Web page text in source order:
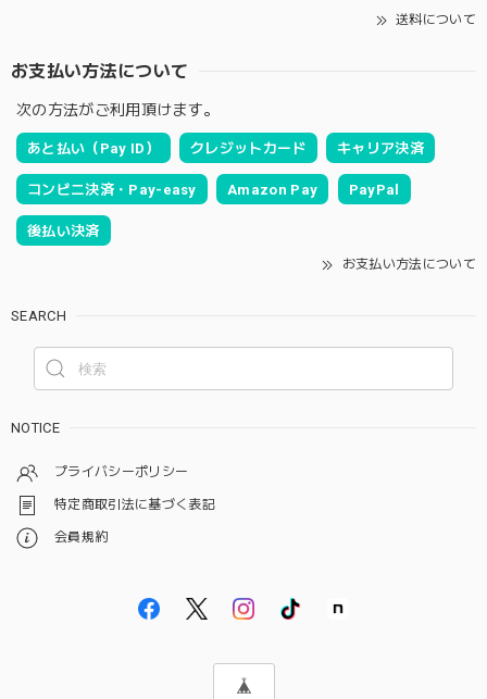
送料について
お支払い方法について
次の方法がご利用頂けます。
あと払い（Pay ID） クレジットカード キャリア決済
コンビニ決済・Pay-easy Amazon Pay PayPal
後払い決済
お支払い方法について
SEARCH
NOTICE
プライバシーポリシー
特定商取引法に基づく表記
会員規約